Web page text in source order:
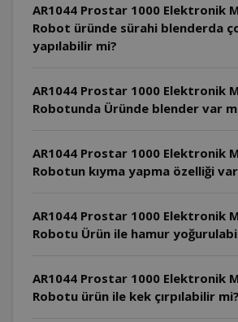
AR1044 Prostar 1000 Elektronik
Robot üründe sürahi blenderda
yapılabilir mi?
AR1044 Prostar 1000 Elektronik
Robotunda Üründe blender var
AR1044 Prostar 1000 Elektronik
Robotun kıyma yapma özelliği var
AR1044 Prostar 1000 Elektronik
Robotu Ürün ile hamur
AR1044 Prostar 1000 Elektronik
Robotu ürün ile kek çırpılabilir mi?